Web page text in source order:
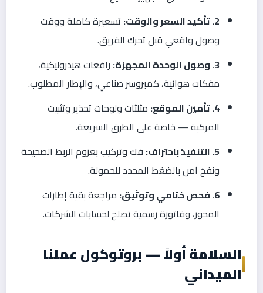
2. تأكيد السعر والوقت:
تسعيرة كاملة ووقت
وصول واقعي قبل تحرك الفريق.
3. وصول الوحدة المجهزة:
رافعات هيدروليكية،
مفكات هوائية، كمبروسر صناعي، والإطار المطلوب.
4. تأمين الموقع:
مثلثات ولوحات تحذير وتثبيت
المركبة — خاصة على الطرق السريعة.
5. التنفيذ باحتراف:
فك وتركيب بعزوم الربط الصحيحة
ونفخ آمن بالضغط المحدد للحمولة.
6. فحص ختامي وتوثيق:
مراجعة بقية إطارات
المحور، وفاتورة رسمية تصلح لحسابات الشركات.
السلامة أولاً — بروتوكول عملنا
الميداني